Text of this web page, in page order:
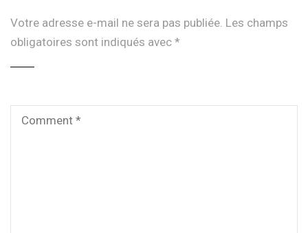
Votre adresse e-mail ne sera pas publiée. Les champs
obligatoires sont indiqués avec *